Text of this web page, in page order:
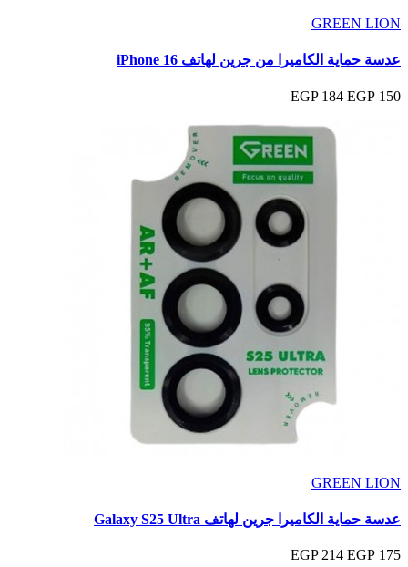
GREEN LION
عدسة حماية الكاميرا من جرين لهاتف iPhone 16
150 EGP
184 EGP
GREEN LION
عدسة حماية الكاميرا جرين لهاتف Galaxy S25 Ultra
175 EGP
214 EGP